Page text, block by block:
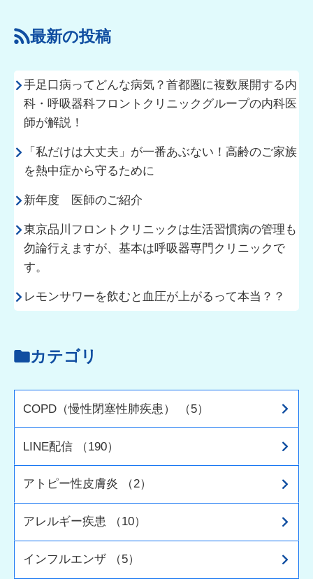
最新の投稿
手足口病ってどんな病気？首都圏に複数展開する内
科・呼吸器科フロントクリニックグループの内科医
師が解説！
「私だけは大丈夫」が一番あぶない！高齢のご家族
を熱中症から守るために
新年度 医師のご紹介
東京品川フロントクリニックは生活習慣病の管理も
勿論行えますが、基本は呼吸器専門クリニックで
す。
レモンサワーを飲むと血圧が上がるって本当？？
カテゴリ
COPD（慢性閉塞性肺疾患） （5）
LINE配信 （190）
アトピー性皮膚炎 （2）
アレルギー疾患 （10）
インフルエンザ （5）